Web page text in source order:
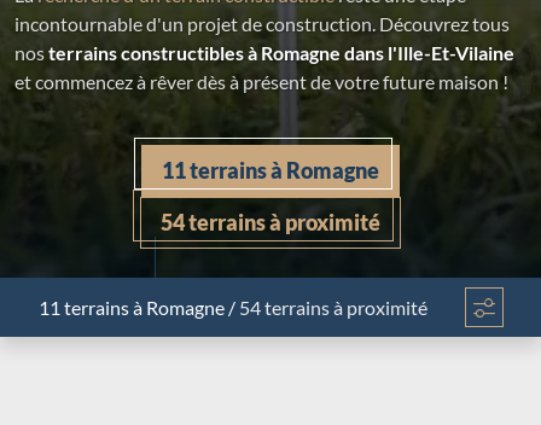
incontournable d'un projet de construction. Découvrez tous
nosterrains constructibles à Romagne dans l'Ille-Et-Vilaine
et commencez à rêver dès à présent de votre future maison !
11 terrains à Romagne
54 terrains à proximité
11 terrainsà Romagne / 54 terrains à proximité